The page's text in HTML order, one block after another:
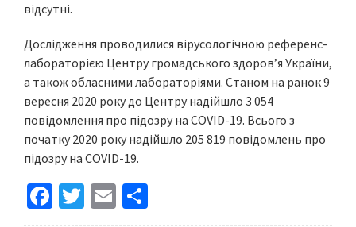
відсутні.
Дослідження проводилися вірусологічною референс-
лабораторією Центру громадського здоров’я України,
а також обласними лабораторіями. Станом на ранок 9
вересня 2020 року до Центру надійшло 3 054
повідомлення про підозру на COVID-19. Всього з
початку 2020 року надійшло 205 819 повідомлень про
підозру на COVID-19.
Fa T
E